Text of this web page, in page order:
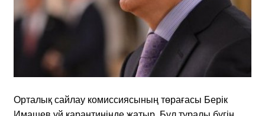
Орталық сайлау комиссиясының төрағасы Берік